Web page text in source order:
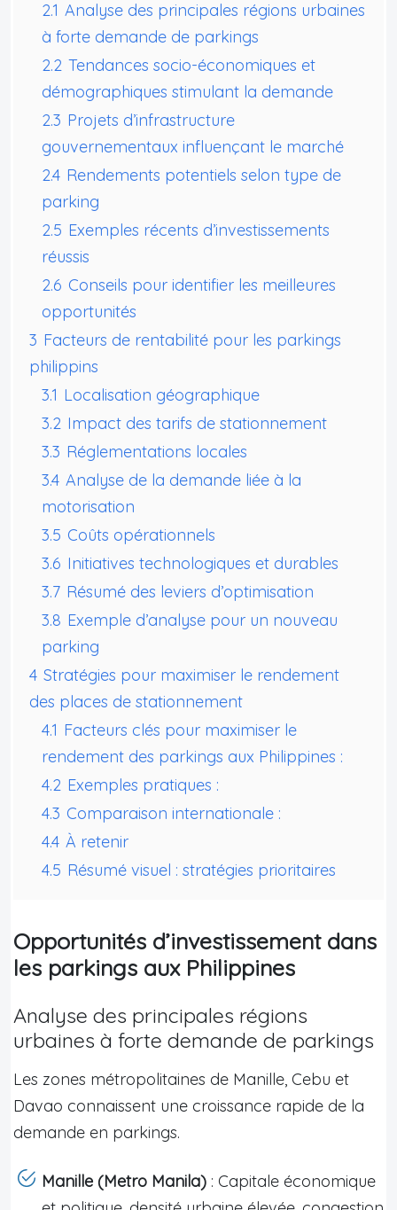
2.1 Analyse des principales régions urbaines
à forte demande de parkings
2.2 Tendances socio-économiques et
démographiques stimulant la demande
2.3 Projets d’infrastructure
gouvernementaux influençant le marché
2.4 Rendements potentiels selon type de
parking
2.5 Exemples récents d’investissements
réussis
2.6 Conseils pour identifier les meilleures
opportunités
3 Facteurs de rentabilité pour les parkings
philippins
3.1 Localisation géographique
3.2 Impact des tarifs de stationnement
3.3 Réglementations locales
3.4 Analyse de la demande liée à la
motorisation
3.5 Coûts opérationnels
3.6 Initiatives technologiques et durables
3.7 Résumé des leviers d’optimisation
3.8 Exemple d’analyse pour un nouveau
parking
4 Stratégies pour maximiser le rendement
des places de stationnement
4.1 Facteurs clés pour maximiser le
rendement des parkings aux Philippines :
4.2 Exemples pratiques :
4.3 Comparaison internationale :
4.4 À retenir
4.5 Résumé visuel : stratégies prioritaires
Opportunités d’investissement dans
les parkings aux Philippines
Analyse des principales régions
urbaines à forte demande de parkings
Les zones métropolitaines de Manille, Cebu et
Davao connaissent une croissance rapide de la
demande en parkings.
Manille (Metro Manila) : Capitale économique